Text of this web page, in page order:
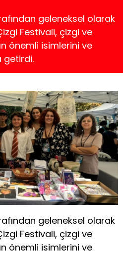
geleneksel olarak
Festivali, çizgi ve
önemli isimlerini ve
getirdi.
geleneksel olarak
Festivali, çizgi ve
önemli isimlerini ve